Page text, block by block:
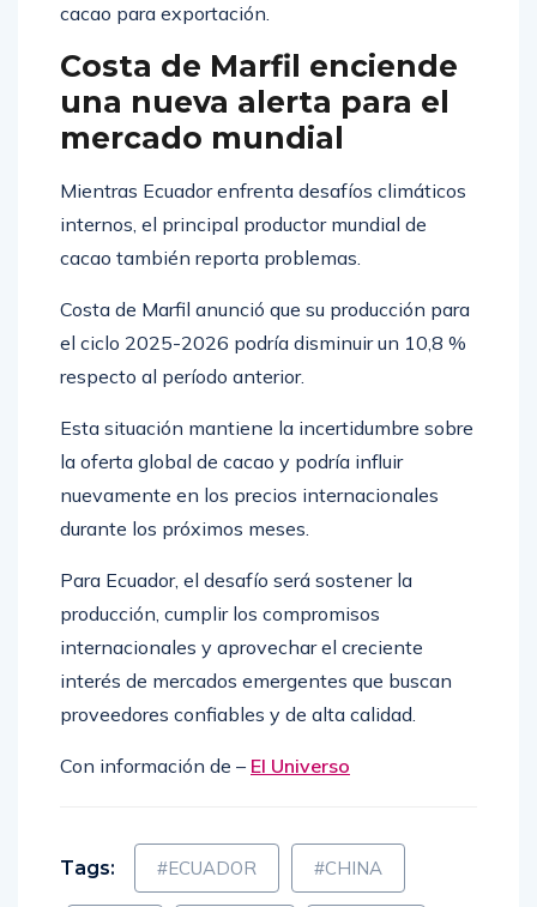
cacao para exportación.
Costa de Marfil enciende
una nueva alerta para el
mercado mundial
Mientras Ecuador enfrenta desafíos climáticos
internos, el principal productor mundial de
cacao también reporta problemas.
Costa de Marfil anunció que su producción para
el ciclo 2025-2026 podría disminuir un 10,8 %
respecto al período anterior.
Esta situación mantiene la incertidumbre sobre
la oferta global de cacao y podría influir
nuevamente en los precios internacionales
durante los próximos meses.
Para Ecuador, el desafío será sostener la
producción, cumplir los compromisos
internacionales y aprovechar el creciente
interés de mercados emergentes que buscan
proveedores confiables y de alta calidad.
Con información de – El Universo
Tags: #ECUADOR #CHINA